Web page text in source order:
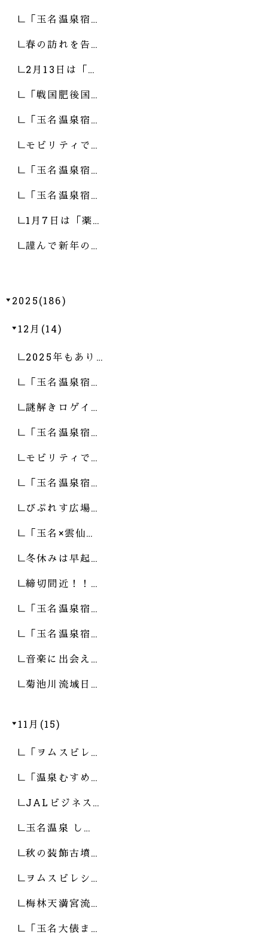
「玉名温泉宿…
春の訪れを告…
2月13日は「…
「戦国肥後国…
「玉名温泉宿…
モビリティで…
「玉名温泉宿…
「玉名温泉宿…
1月7日は「薬…
謹んで新年の…
2025(186)
12月(14)
2025年もあり…
「玉名温泉宿…
謎解きロゲイ…
「玉名温泉宿…
モビリティで…
「玉名温泉宿…
びぷれす広場…
「玉名×雲仙…
冬休みは早起…
締切間近！！…
「玉名温泉宿…
「玉名温泉宿…
音楽に出会え…
菊池川流域日…
11月(15)
「ヲムスビレ…
「温泉むすめ…
JALビジネス…
玉名温泉 し…
秋の装飾古墳…
ヲムスビレシ…
梅林天満宮流…
「玉名大俵ま…